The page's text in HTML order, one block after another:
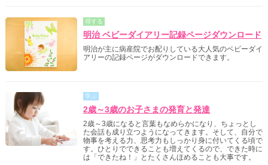
得する
明治 ベビーダイアリー記録ページダウンロード
明治が主に病産院でお配りしている大人気のベビーダイ
アリーの記録ページがダウンロードできます。
学ぶ
2歳～3歳のお子さまの発育と発達
2歳～3歳になると言葉もなめらかになり、ちょっとし
た会話も成り立つようになってきます。そして、自分で
物事を考える力、思考力もしっかり身に付いてくる頃で
す。ひとりでできることも増えてくるので、できた時に
は「できたね！」とたくさんほめることも大事です。